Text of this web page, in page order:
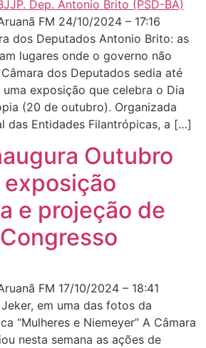
FM 24/10/2024 – 17:16
dos Deputados Antonio Brito: as
lugares onde o governo não
dos Deputados sedia até
exposição que celebra o Dia
(20 de outubro). Organizada
das Entidades Filantrópicas, a […]
Outubro
exposição
e projeção de
FM 17/10/2024 – 18:41
em uma das fotos da
“Mulheres e Niemeyer” A Câmara
nesta semana as ações de